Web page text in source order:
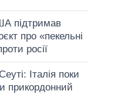
підтримав
про «пекельні
росії
Італія поки
прикордонний